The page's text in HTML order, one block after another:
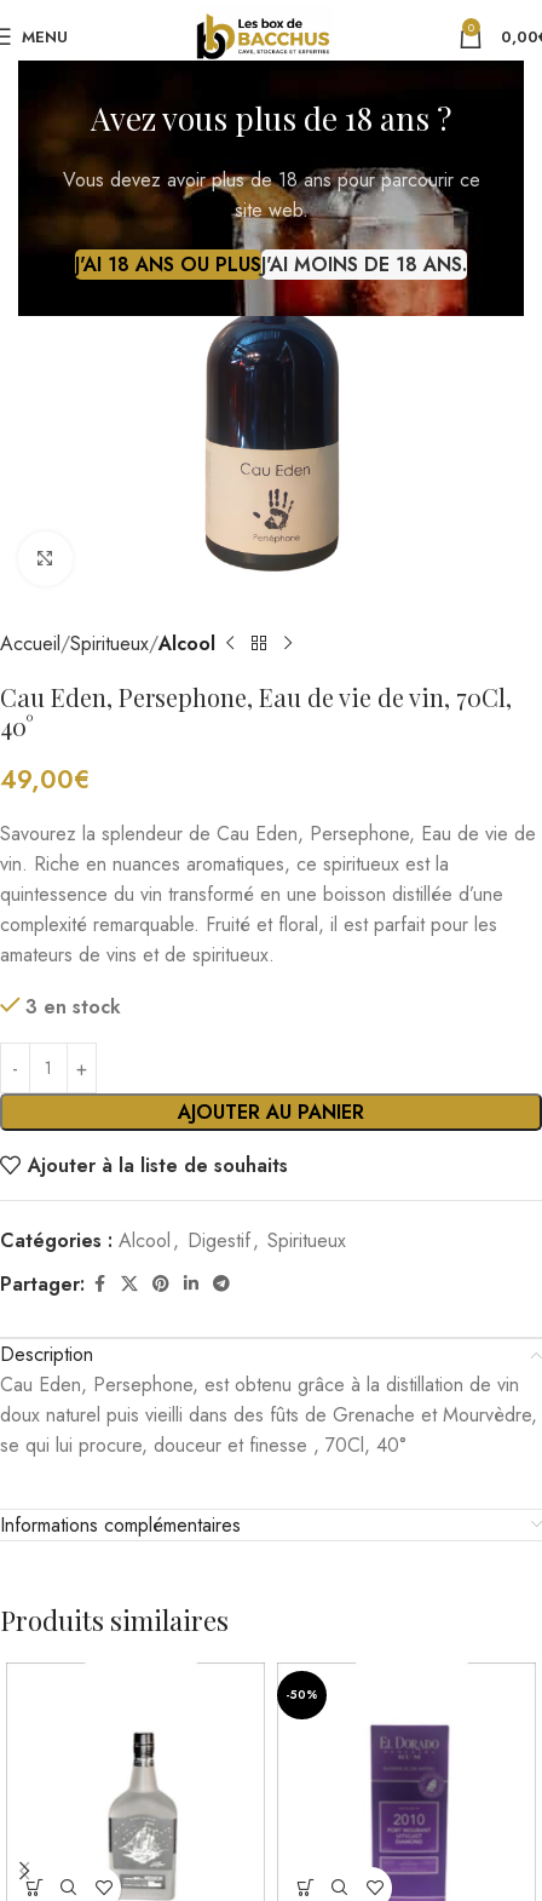
Avez vous plus de 18 ans ?
Vous devez avoir plus de 18 ans pour parcourir ce
site web.
J'AI 18 ANS OU PLUSJ'AI MOINS DE 18 ANS.
MENU 0 0,00
Cliquez pour agrandir
Accueil Spiritueux Alcool
Cau Eden, Persephone, Eau de vie de vin, 70Cl,
40°
49,00€
Savourez la splendeur de Cau Eden, Persephone, Eau de vie de
vin. Riche en nuances aromatiques, ce spiritueux est la
quintessence du vin transformé en une boisson distillée d’une
complexité remarquable. Fruité et floral, il est parfait pour les
amateurs de vins et de spiritueux.
3 en stock
AJOUTER AU PANIER
Ajouter à la liste de souhaits
Catégories : Alcool, Digestif, Spiritueux
Partager:
Description
Cau Eden, Persephone, est obtenu grâce à la distillation de vin
doux naturel puis vieilli dans des fûts de Grenache et Mourvèdre,
se qui lui procure, douceur et finesse , 70Cl, 40°
Informations complémentaires
Produits similaires
-50%